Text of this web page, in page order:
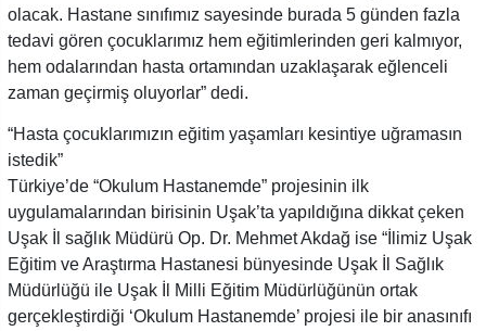
olacak. Hastane sınıfımız sayesinde burada 5 günden fazla
tedavi gören çocuklarımız hem eğitimlerinden geri kalmıyor,
hem odalarından hasta ortamından uzaklaşarak eğlenceli
zaman geçirmiş oluyorlar” dedi.
“Hasta çocuklarımızın eğitim yaşamları kesintiye uğramasın
istedik”
Türkiye’de “Okulum Hastanemde” projesinin ilk
uygulamalarından birisinin Uşak’ta yapıldığına dikkat çeken
Uşak İl sağlık Müdürü Op. Dr. Mehmet Akdağ ise “İlimiz Uşak
Eğitim ve Araştırma Hastanesi bünyesinde Uşak İl Sağlık
Müdürlüğü ile Uşak İl Milli Eğitim Müdürlüğünün ortak
gerçekleştirdiği ‘Okulum Hastanemde’ projesi ile bir anasınıfı